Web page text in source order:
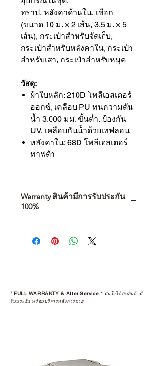
ทราป, หลังคาด้านใน, เชือก
(ขนาด 10 ม. × 2 เส้น, 3.5 ม. × 5
เส้น), กระเป๋าสำหรับจัดเก็บ,
กระเป๋าสำหรับหลังคาใน, กระเป๋า
สำหรับเสา, กระเป๋าสำหรับหมุด
วัสดุ:
ผ้าใบหลัก: 210D โพลีเอสเตอร์
ออกซ์, เคลือบ PU ทนความดัน
น้ำ 3,000 มม. ขั้นต่ำ, ป้องกัน
UV, เคลือบกันน้ำด้วยเทฟลอน
หลังคาใน: 68D โพลีเอสเตอร์
ทาฟต้า
Warranty สินค้ามีการรับประกัน
100%
คุณตัดสินใจซื้อ แต่รวมไปถึง
“ประสบการณ์หลังการใช้งาน” ใน
STUDIO และร้านตัวแทนจำหน่ายที่
ได้รับการแต่งตั้งอย่างเป็นทางการ จะ
*FULL WARRANTY & After Service * มั่นใจได้กับสินค้ามี
รับประกัน พร้อมบริการหลังการขาย